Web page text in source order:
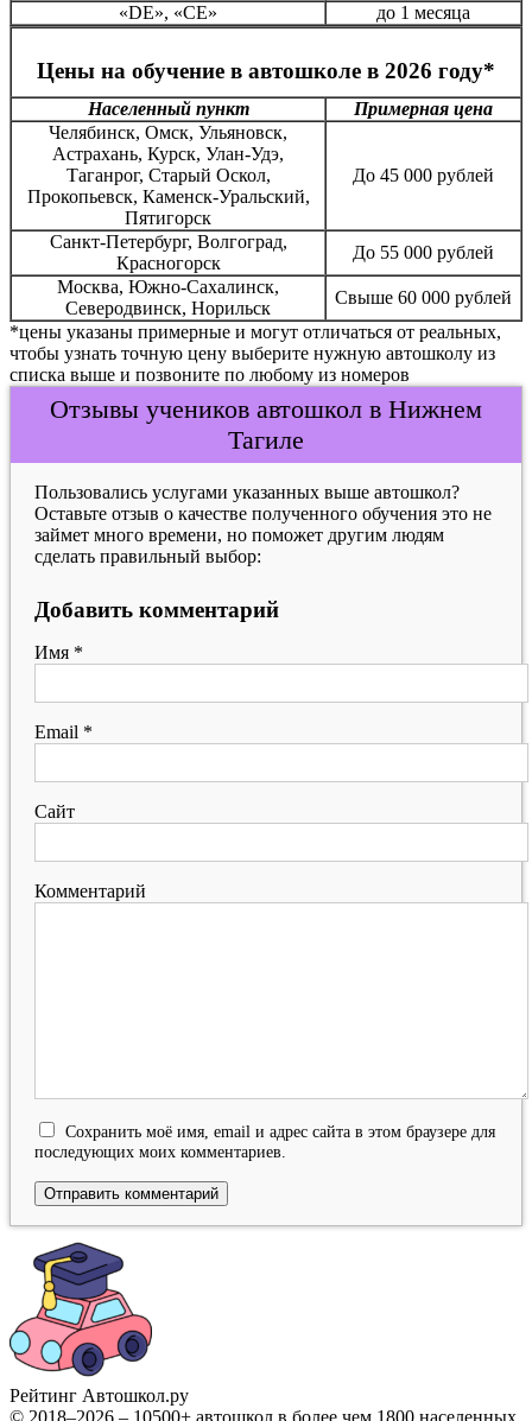
«DE», «CE»
до 1 месяца
Цены на обучение в автошколе в 2026 году*
Населенный пункт
Примерная цена
Челябинск, Омск, Ульяновск,
Астрахань, Курск, Улан-Удэ,
Таганрог, Старый Оскол,
Прокопьевск, Каменск-Уральский,
Пятигорск
До 45 000 рублей
Санкт-Петербург, Волгоград,
Красногорск
До 55 000 рублей
Москва, Южно-Сахалинск,
Северодвинск, Норильск
Свыше 60 000 рублей
*цены указаны примерные и могут отличаться от реальных,
чтобы узнать точную цену выберите нужную автошколу из
списка выше и позвоните по любому из номеров
Отзывы учеников автошкол в Нижнем
Тагиле
Пользовались услугами указанных выше автошкол?
Оставьте отзыв о качестве полученного обучения это не
займет много времени, но поможет другим людям
сделать правильный выбор:
Добавить комментарий
Имя *
Email *
Сайт
Комментарий
Сохранить моё имя, email и адрес сайта в этом браузере для
последующих моих комментариев.
Рейтинг Автошкол.ру
© 2018–2026 – 10500+ автошкол в более чем 1800 населенных